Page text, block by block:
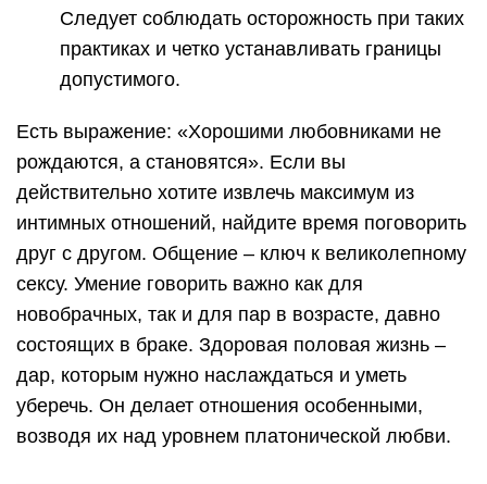
Следует соблюдать осторожность при таких
практиках и четко устанавливать границы
допустимого.
Есть выражение: «Хорошими любовниками не
рождаются, а становятся». Если вы
действительно хотите извлечь максимум из
интимных отношений, найдите время поговорить
друг с другом. Общение – ключ к великолепному
сексу. Умение говорить важно как для
новобрачных, так и для пар в возрасте, давно
состоящих в браке. Здоровая половая жизнь –
дар, которым нужно наслаждаться и уметь
уберечь. Он делает отношения особенными,
возводя их над уровнем платонической любви.